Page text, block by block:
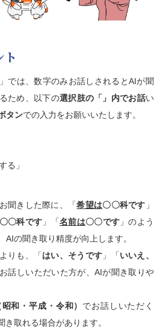
」では、数字のみお話しされるとAIが聞
ため、以下の選択肢の「」内でお話い
タンでの入力をお願いいたします。
る」
聞きした際に、「希望は〇〇科です 」
〇〇科です 」「名前は〇〇です 」のよう
AIの聞き取り精度が向上します。
りも、「はい、そうです 」「いいえ、
話しいただいた方が、AIが聞き取りや
和・平成・令和） でお話しいただく
き取れる場合があります。